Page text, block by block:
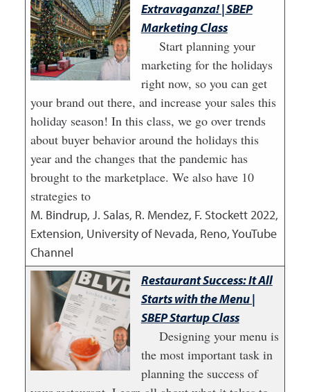
Extravaganza! | SBEP
Marketing Class
Start planning your
marketing for the holidays
right now, so you can get
your brand out there, and increase your sales this
holiday season! In this class, we go over trends
about buyer behavior around the holidays this
year and the changes that the pandemic has
brought to the marketplace. We also have 10
strategies to
M. Bindrup, J. Salas, R. Mendez, F. Stockett2022,
Extension, University of Nevada, Reno, YouTube
Channel
Restaurant Success: It All
Starts with the Menu |
SBEP Startup Class
Designing your menu is
the most important task in
planning the success of